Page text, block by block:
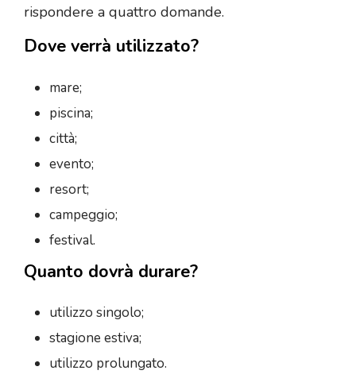
rispondere a quattro domande.
Dove verrà utilizzato?
mare;
piscina;
città;
evento;
resort;
campeggio;
festival.
Quanto dovrà durare?
utilizzo singolo;
stagione estiva;
utilizzo prolungato.